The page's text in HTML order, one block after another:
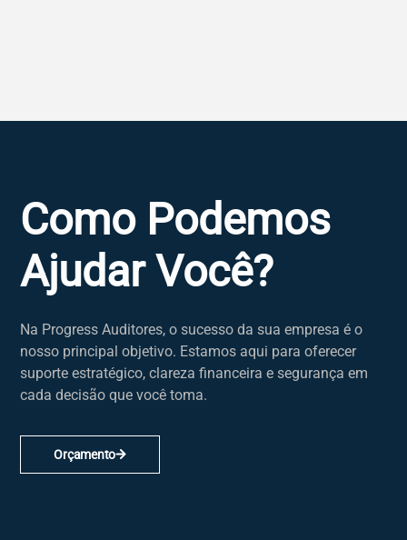
Como Podemos
Ajudar Você?
Na Progress Auditores, o sucesso da sua empresa é o
nosso principal objetivo. Estamos aqui para oferecer
suporte estratégico, clareza financeira e segurança em
cada decisão que você toma.
Orçamento